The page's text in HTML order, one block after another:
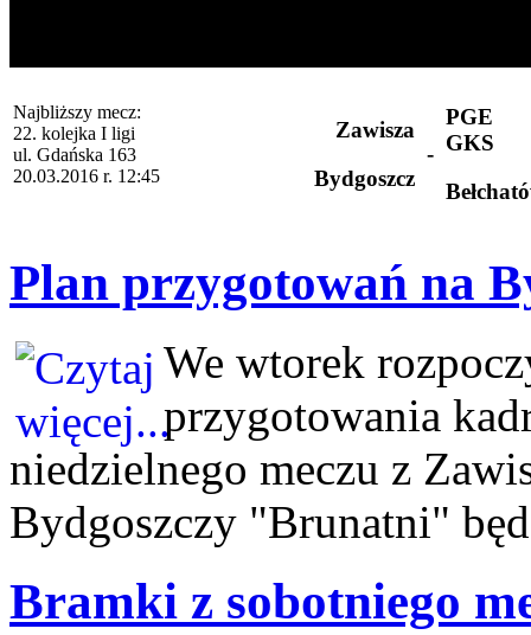
Najbliższy mecz:
22. kolejka I ligi
ul. Gdańska 163
20.03.2016 r. 12:45
Zawisza
Bydgoszcz
-
PGE
GKS
Plan przygotowań na
We wtorek
przygotowania
niedzielnego meczu z
Bydgoszczy "Brunatni"
Bramki z sobotniego